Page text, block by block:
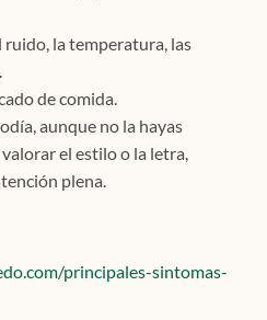
ruido, la temperatura, las
de comida.
aunque no la hayas
el estilo o la letra,
plena.
principales-sintomas-